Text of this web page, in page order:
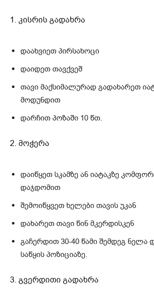
1. კისრის გადახრა
დაახვიეთ პირსახოცი
დაიდეთ თავქვეშ
თავი მაქსიმალურად გადახარეთ
მოდუნდით
დარჩით პოზაში 10 წთ.
2. მოჭერა
დაიწყეთ სკამზე ან იატაკზე
დაჯდომით
შემოიწყვეთ ხელები თავის უკან
დახარეთ თავი წინ მკერდისკენ
გაჩერდით 30-40 წამი შემდეგ ნელა
საწყის პოზიციაზე.
3. გვერდითი გადახრა